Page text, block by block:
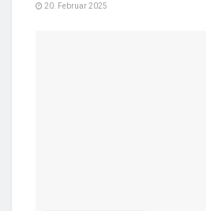
20. Februar 2025